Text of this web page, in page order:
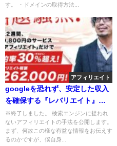
す。 ・ドメインの取得方法...
アフィリエイト
googleを恐れず、安定した収入
を確保する『レバリエイト』と
は！
※終了しました。 検索エンジンに捉われ
ないアフィリエイトの手法を公開します。
まず、何故この様な有益な情報をお伝えす
るのかですが、僕自身...